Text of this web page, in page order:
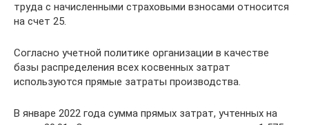
труда с начисленными страховыми взносами относится
на счет 25.
Согласно учетной политике организации в качестве
базы распределения всех косвенных затрат
используются прямые затраты производства.
В январе 2022 года сумма прямых затрат, учтенных на